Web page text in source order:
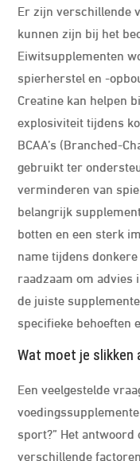
Er zijn verschillende
kunnen zijn bij het
Eiwitsupplementen
spierherstel en -
Creatine kan helpen
explosiviteit tijdens
BCAA’s (Branched-
gebruikt ter
verminderen van
belangrijk
botten en een sterk
name tijdens
raadzaam om advies
de juiste
specifieke behoeften
Wat moet je slikken
Een veelgestelde
sport?” Het
verschillende